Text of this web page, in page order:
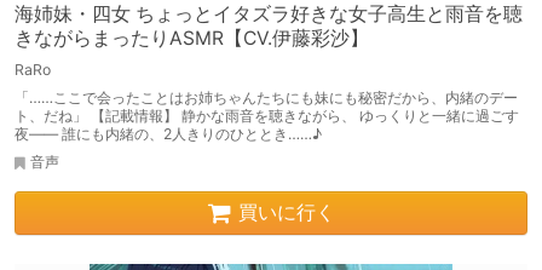
海姉妹・四女 ちょっとイタズラ好きな女子高生と雨音を聴
きながらまったりASMR【CV.伊藤彩沙】
RaRo
「……ここで会ったことはお姉ちゃんたちにも妹にも秘密だから、内緒のデー
ト、だね」 【記載情報】 静かな雨音を聴きながら、 ゆっくりと一緒に過ごす
夜―― 誰にも内緒の、2人きりのひととき……♪
音声
買いに行く